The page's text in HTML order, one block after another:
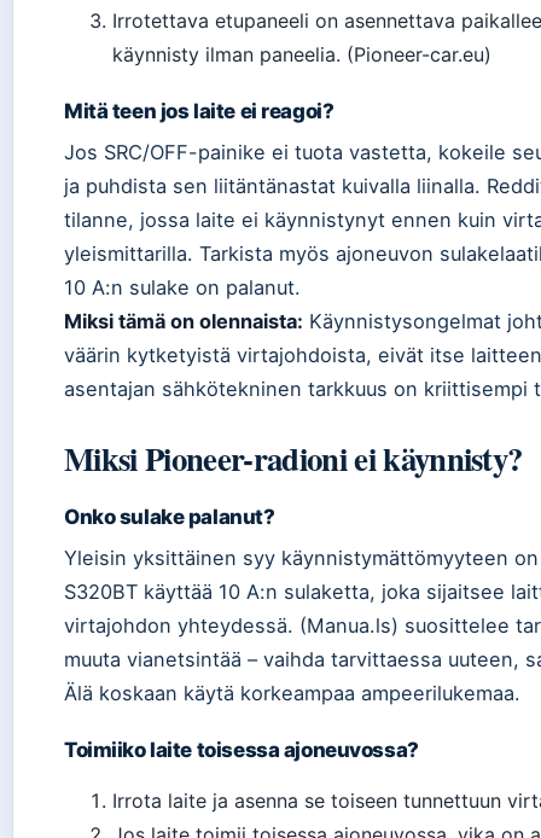
Irrotettava etupaneeli on asennettava
käynnisty ilman paneelia. (Pioneer-car.eu)
Mitä teen jos laite ei reagoi?
Jos SRC/OFF-painike ei tuota vastetta, kokeile
ja puhdista sen liitäntänastat kuivalla liinalla.
tilanne, jossa laite ei käynnistynyt ennen kuin
yleismittarilla. Tarkista myös ajoneuvon
10 A:n sulake on palanut.
Miksi tämä on olennaista: Käynnistysongelmat
väärin kytketyistä virtajohdoista, eivät itse
asentajan sähkötekninen tarkkuus on kriittisempi
Miksi Pioneer-radioni ei käynnisty?
Onko sulake palanut?
Yleisin yksittäinen syy käynnistymättömyyteen
S320BT käyttää 10 A:n sulaketta, joka sijaitsee
virtajohdon yhteydessä. (Manua.ls) suosittelee
muuta vianetsintää – vaihda tarvittaessa uuteen,
Älä koskaan käytä korkeampaa ampeerilukemaa.
Toimiiko laite toisessa ajoneuvossa?
Irrota laite ja asenna se toiseen tunnettuun